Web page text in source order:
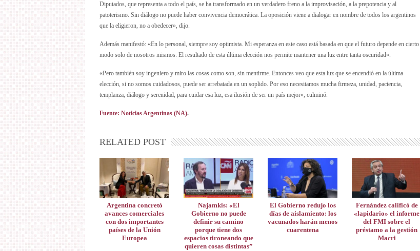
Diputados, que representa a todo el país, se ha transformado en un verdadero freno a la improvisación, a la prepotencia y al
patoterismo. Sin diálogo no puede haber convivencia democrática. La oposición viene a dialogar en nombre de todos los argentinos
que la eligieron, no a obedecer», dijo.
Además manifestó: «En lo personal, siempre soy optimista. Mi esperanza en este caso está basada en que el futuro depende en cierto
modo solo de nosotros mismos. El resultado de esta última elección nos permite mantener una luz entre tanta oscuridad».
«Pero también soy ingeniero y miro las cosas como son, sin mentirme. Entonces veo que esta luz que se encendió en la última
elección, si no somos cuidadosos, puede ser arrebatada en un soplido. Por eso necesitamos mucha firmeza, unidad, paciencia,
templanza, diálogo y serenidad, para cuidar esa luz, esa ilusión de ser un país mejor», culminó.
Fuente: Noticias Argentinas (NA).
RELATED POST
Argentina concretó
avances comerciales
con dos importantes
países de la Unión
Europea
Najamkis: «El
Gobierno no puede
definir su camino
porque tiene dos
espacios tironeando que
quieren cosas distintas”
El Gobierno redujo los
días de aislamiento: los
vacunados harán menos
cuarentena
Fernández calificó de
«lapidario» el informe
del FMI sobre el
préstamo a la gestión
Macri